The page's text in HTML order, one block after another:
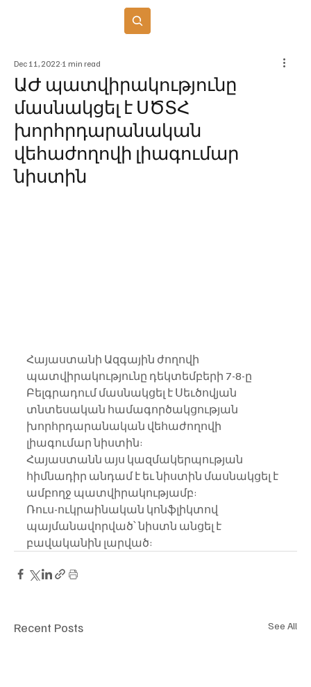
ԱԺ պատվիրակությունը
մասնակցել է ՍԾՏՀ
խորհրդարանական
վեհաժողովի լիագումար
նիստին
Dec 11, 2022 1 min read
Հայաստանի Ազգային ժողովի
պատվիրակությունը դեկտեմբերի 7-8-ը
Բելգրադում մասնակցել է Սեւծովյան
տնտեսական համագործակցության
խորհրդարանական վեհաժողովի
լիագումար նիստին:
Հայաստանն այս կազմակերպության
հիմնադիր անդամ է եւ նիստին մասնակցել է
ամբողջ պատվիրակությամբ:
Ռուս-ուկրաինական կոնֆլիկտով
պայմանավորված՝ նիստն անցել է
բավականին լարված:
Recent Posts See All